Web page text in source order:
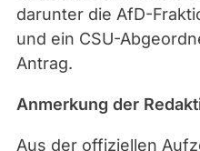
darunter die AfD-
und ein CSU-
Antrag.
Anmerkung der
Aus der offiziellen